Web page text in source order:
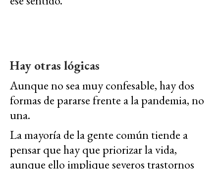
Hay otras lógicas
Aunque no sea muy confesable, hay dos
formas de pararse frente a la pandemia, no
una.
La mayoría de la gente común tiende a
pensar que hay que priorizar la vida,
aunque ello implique severos trastornos